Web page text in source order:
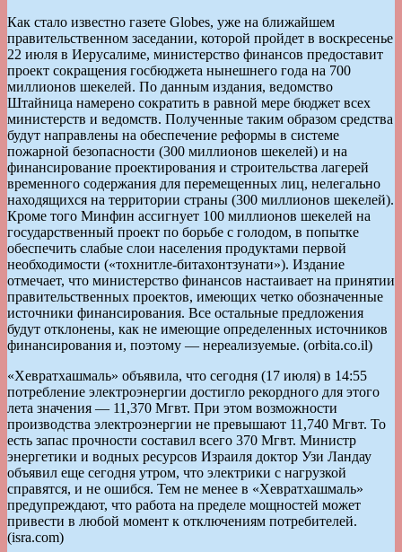
Как стало известно газете Globes, уже на ближайшем
правительственном заседании, которой пройдет в воскресенье
22 июля в Иерусалиме, министерство финансов предоставит
проект сокращения госбюджета нынешнего года на 700
миллионов шекелей. По данным издания, ведомство
Штайница намерено сократить в равной мере бюджет всех
министерств и ведомств. Полученные таким образом средства
будут направлены на обеспечение реформы в системе
пожарной безопасности (300 миллионов шекелей) и на
финансирование проектирования и строительства лагерей
временного содержания для перемещенных лиц, нелегально
находящихся на территории страны (300 миллионов шекелей).
Кроме того Минфин ассигнует 100 миллионов шекелей на
государственный проект по борьбе с голодом, в попытке
обеспечить слабые слои населения продуктами первой
необходимости («тохнитле-битахонтзунати»). Издание
отмечает, что министерство финансов настаивает на принятии
правительственных проектов, имеющих четко обозначенные
источники финансирования. Все остальные предложения
будут отклонены, как не имеющие определенных источников
финансирования и, поэтому — нереализуемые. (orbita.co.il)
«Хевратхашмаль» объявила, что сегодня (17 июля) в 14:55
потребление электроэнергии достигло рекордного для этого
лета значения — 11,370 Мгвт. При этом возможности
производства электроэнергии не превышают 11,740 Мгвт. То
есть запас прочности составил всего 370 Мгвт. Министр
энергетики и водных ресурсов Израиля доктор Узи Ландау
объявил еще сегодня утром, что электрики с нагрузкой
справятся, и не ошибся. Тем не менее в «Хевратхашмаль»
предупреждают, что работа на пределе мощностей может
привести в любой момент к отключениям потребителей.
(isra.com)